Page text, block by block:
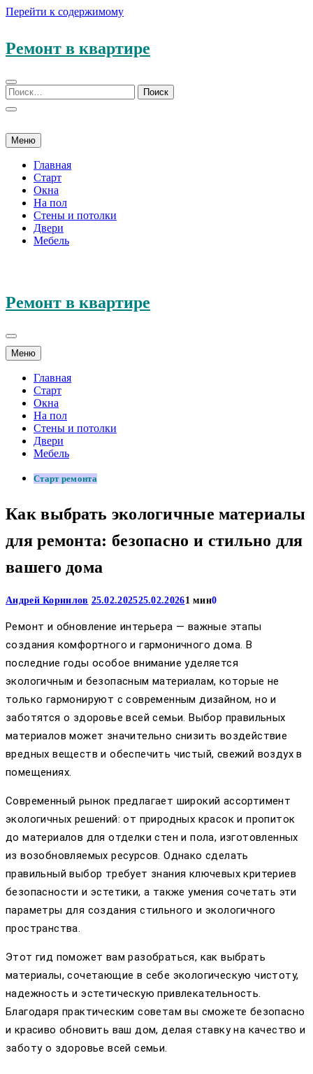
Перейти к содержимому
Ремонт в квартире
Меню
Главная
Старт
Окна
На пол
Стены и потолки
Двери
Мебель
Ремонт в квартире
Меню
Главная
Старт
Окна
На пол
Стены и потолки
Двери
Мебель
Старт ремонта
Как выбрать экологичные материалы
для ремонта: безопасно и стильно для
вашего дома
Андрей Корнилов 25.02.202525.02.20261 мин0
Ремонт и обновление интерьера — важные этапы
создания комфортного и гармоничного дома. В
последние годы особое внимание уделяется
экологичным и безопасным материалам, которые не
только гармонируют с современным дизайном, но и
заботятся о здоровье всей семьи. Выбор правильных
материалов может значительно снизить воздействие
вредных веществ и обеспечить чистый, свежий воздух в
помещениях.
Современный рынок предлагает широкий ассортимент
экологичных решений: от природных красок и пропиток
до материалов для отделки стен и пола, изготовленных
из возобновляемых ресурсов. Однако сделать
правильный выбор требует знания ключевых критериев
безопасности и эстетики, а также умения сочетать эти
параметры для создания стильного и экологичного
пространства.
Этот гид поможет вам разобраться, как выбрать
материалы, сочетающие в себе экологическую чистоту,
надежность и эстетическую привлекательность.
Благодаря практическим советам вы сможете безопасно
и красиво обновить ваш дом, делая ставку на качество и
заботу о здоровье всей семьи.